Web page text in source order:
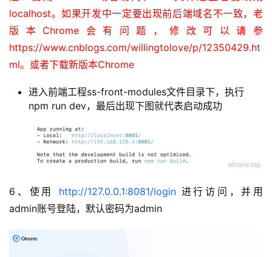
localhost。如果开发中一定要出现前后端域名不一致，老
版本Chrome会有问题，修改可以请参
https://www.cnblogs.com/willingtolove/p/12350429.ht
ml。或者下载新版本Chrome
进入前端工程ss-front-modules文件目录下，执行
npm run dev，最后出现下图就代表启动成功
6、使用 http://127.0.0.1:8081/login 进行访问，并用
admin账号登陆，默认密码为admin